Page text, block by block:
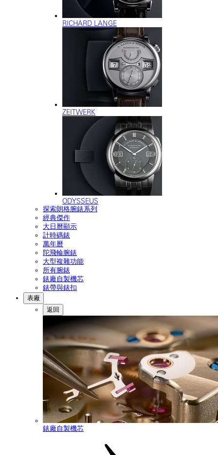
RICHARD LANGE
ZEITWERK
ODYSSEUS
探索朗格腕錶系列
經典傑作
大日曆顯示
計時碼錶
萬年曆
陀飛輪腕錶
大型複雜功能
所有腕錶
錶廠自製機芯
錶帶與錶扣
表廠
返回
錶廠自製機芯